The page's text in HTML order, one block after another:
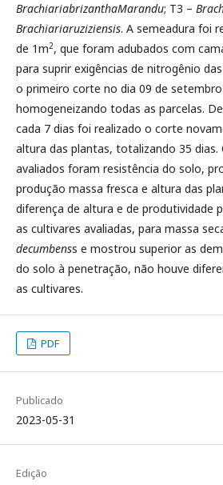
BrachiariabrizanthaMarandu; T3 –
Brachiariaruziziensis. A semeadura foi
de 1m2, que foram adubados com
para suprir exigências de nitrogênio
o primeiro corte no dia 09 de
homogeneizando todas as parcelas.
cada 7 dias foi realizado o corte
altura das plantas, totalizando 35 dias.
avaliados foram resistência do solo,
produção massa fresca e altura das
diferença de altura e de produtividade
as cultivares avaliadas, para massa
decumbenss e mostrou superior as
do solo à penetração, não houve
as cultivares.
PDF
Publicado
2023-05-31
Edição